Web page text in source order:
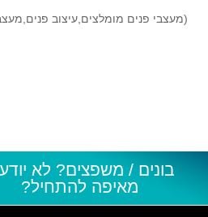
(מעצבי פנים מומלצים,עיצוב
בונים / משפצים? לא
מאיפה להתחיל?